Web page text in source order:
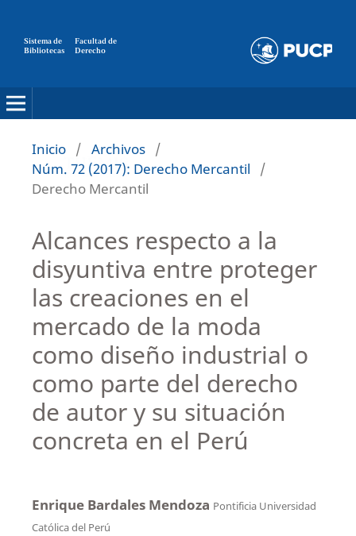
Sistema de
Bibliotecas
Facultad de
Derecho
Inicio / Archivos /
Núm. 72 (2017): Derecho Mercantil
/
Derecho Mercantil
Alcances respecto a la
disyuntiva entre proteger
las creaciones en el
mercado de la moda
como diseño industrial o
como parte del derecho
de autor y su situación
concreta en el Perú
Enrique Bardales Mendoza Pontificia Universidad
Católica del Perú